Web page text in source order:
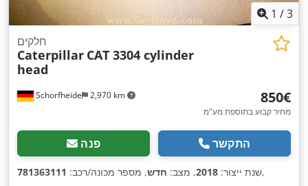
1 /3
Schorfheide 2,970 km
חלקים
Caterpillar CAT 3304 cylinder
head
‏850 ‏€
מחיר קבוע בתוספת מע"מ
פנה התקשר
שנת ייצור: 2018, מצב: חדש, מספר מכונה/רכב: 781363111 ,